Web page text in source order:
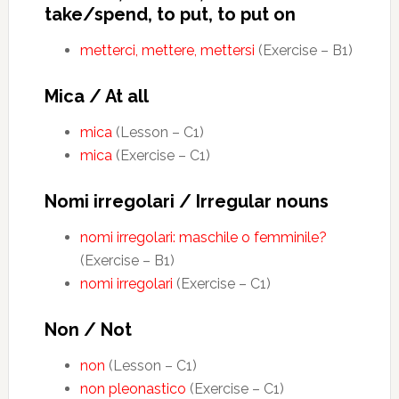
take/spend, to put, to put on
metterci, mettere, mettersi (Exercise – B1)
Mica / At all
mica(Lesson – C1)
mica(Exercise – C1)
Nomi irregolari / Irregular nouns
nomi irregolari: maschile o femminile?
(Exercise – B1)
nomi irregolari (Exercise – C1)
Non / Not
non (Lesson – C1)
non pleonastico (Exercise – C1)